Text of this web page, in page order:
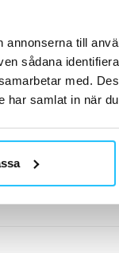
till
sådana
med.
har samlat in när